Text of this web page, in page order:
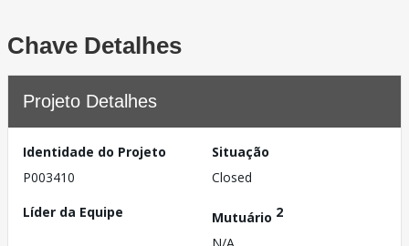
Chave Detalhes
Projeto Detalhes
Identidade do Projeto
P003410
Situação
Closed
Líder da Equipe
Mutuário 2
N/A